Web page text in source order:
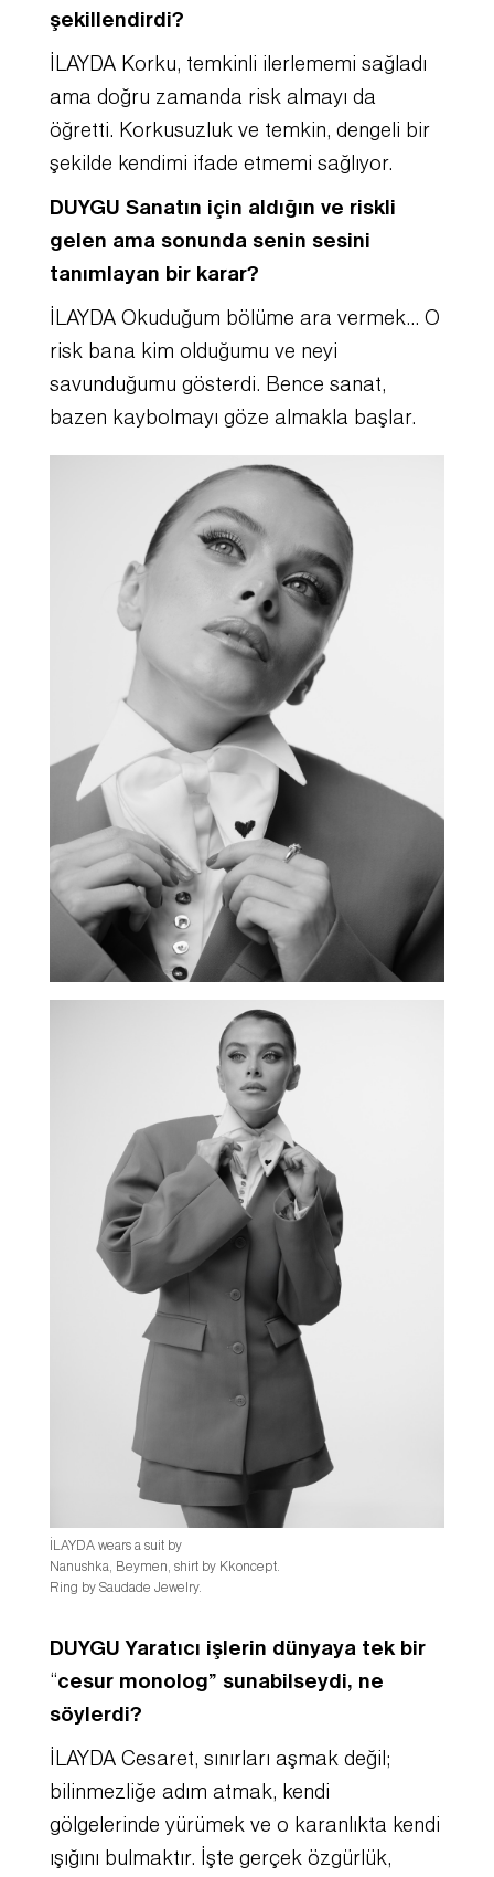
şekillendirdi?
İLAYDA Korku, temkinli ilerlememi sağladı
ama doğru zamanda risk almayı da
öğretti. Korkusuzluk ve temkin, dengeli bir
şekilde kendimi ifade etmemi sağlıyor.
DUYGU Sanatın için aldığın ve riskli
gelen ama sonunda senin sesini
tanımlayan bir karar?
İLAYDA Okuduğum bölüme ara vermek… O
risk bana kim olduğumu ve neyi
savunduğumu gösterdi. Bence sanat,
bazen kaybolmayı göze almakla başlar.
İLAYDA wears a suit by
Nanushka, Beymen, shirt by Kkoncept.
Ring by Saudade Jewelry.
DUYGU Yaratıcı işlerin dünyaya tek bir
“cesur monolog” sunabilseydi, ne
söylerdi?
İLAYDA Cesaret, sınırları aşmak değil;
bilinmezliğe adım atmak, kendi
gölgelerinde yürümek ve o karanlıkta kendi
ışığını bulmaktır. İşte gerçek özgürlük,